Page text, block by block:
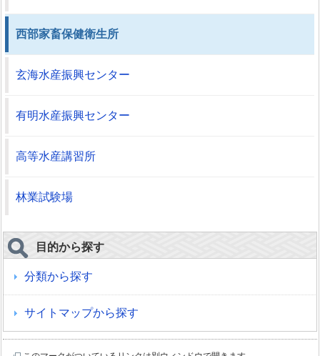
西部家畜保健衛生所
玄海水産振興センター
有明水産振興センター
高等水産講習所
林業試験場
目的から探す
分類から探す
サイトマップから探す